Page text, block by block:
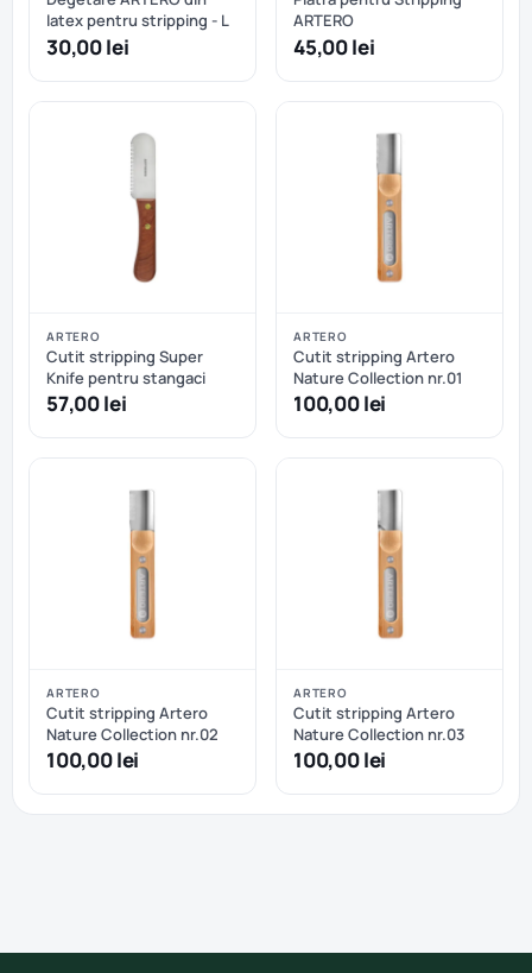
latex pentru stripping - L
30,00 lei
ARTERO
45,00 lei
ARTERO
Cutit stripping Super
Knife pentru stangaci
57,00 lei
ARTERO
Cutit stripping Artero
Nature Collection nr.01
100,00 lei
ARTERO
Cutit stripping Artero
Nature Collection nr.02
100,00 lei
ARTERO
Cutit stripping Artero
Nature Collection nr.03
100,00 lei